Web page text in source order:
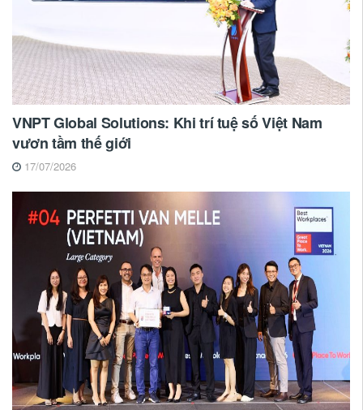
VNPT Global Solutions: Khi trí tuệ số Việt Nam
vươn tầm thế giới
17/07/2026